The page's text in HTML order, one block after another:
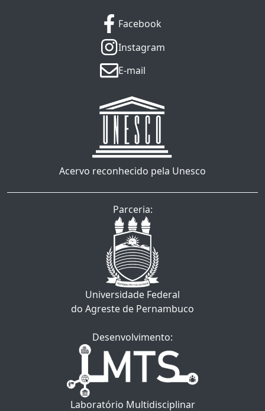
Facebook
Instagram
E-mail
Acervo reconhecido pela Unesco
Parceria:
Universidade Federal
do Agreste de Pernambuco
Desenvolvimento:
Laboratório Multidisciplinar